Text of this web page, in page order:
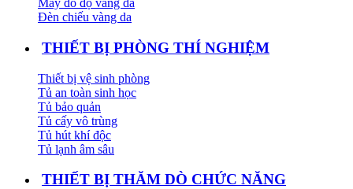
Máy đo độ vàng da
Đèn chiếu vàng da
THIẾT BỊ PHÒNG THÍ NGHIỆM
Thiết bị vệ sinh phòng
Tủ an toàn sinh học
Tủ bảo quản
Tủ cấy vô trùng
Tủ hút khí độc
Tủ lạnh âm sâu
THIẾT BỊ THĂM DÒ CHỨC NĂNG